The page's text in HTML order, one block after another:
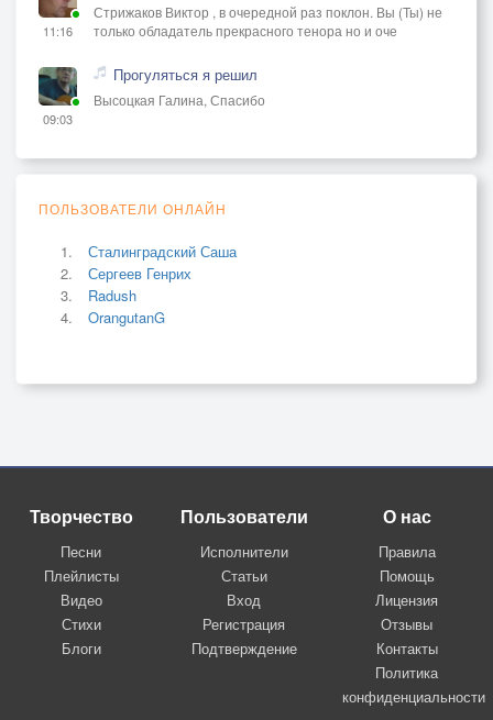
11:16
Стрижаков Виктор , в очередной раз поклон. Вы (Ты) не
только обладатель прекрасного тенора но и оче
09:03
Прогуляться я решил
Высоцкая Галина, Спасибо
ПОЛЬЗОВАТЕЛИ ОНЛАЙН
Сталинградский Саша
Сергеев Генрих
Radush
OrangutanG
Творчество
Песни
Плейлисты
Видео
Стихи
Блоги
Пользователи
Исполнители
Статьи
Вход
Регистрация
Подтверждение
О нас
Правила
Помощь
Лицензия
Отзывы
Контакты
Политика
конфиденциальности